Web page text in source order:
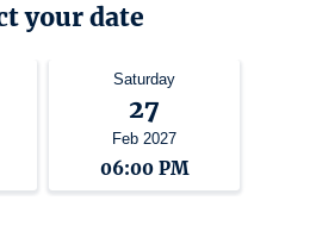
your date
Saturday
27
Feb 2027
06:00 PM